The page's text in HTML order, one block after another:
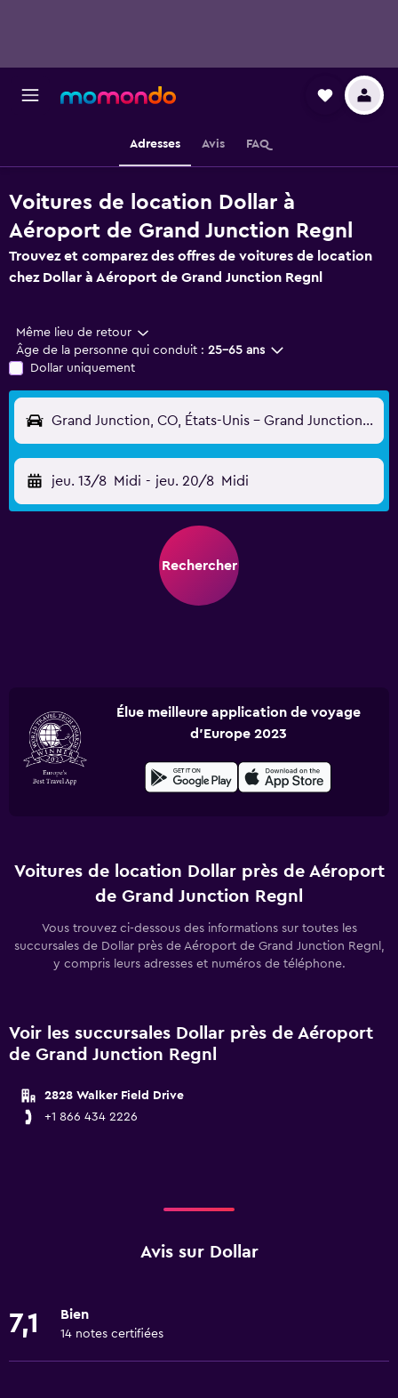
Adresses Avis FAQ
Voitures de location Dollar à
Aéroport de Grand Junction Regnl
Trouvez et comparez des offres de voitures de location
chez Dollar à Aéroport de Grand Junction Regnl
Même lieu de retour
Âge de la personne qui conduit : 25-65 ans
Dollar uniquement
Grand Junction, CO, États-Unis - Grand Junction Regnl (GJT)
jeu. 13/8 Midi - jeu. 20/8 Midi
Rechercher
Élue meilleure application de voyage
d'Europe 2023
Voitures de location Dollar près de Aéroport
de Grand Junction Regnl
Vous trouvez ci-dessous des informations sur toutes les
succursales de Dollar près de Aéroport de Grand Junction Regnl,
y compris leurs adresses et numéros de téléphone.
Voir les succursales Dollar près de Aéroport
de Grand Junction Regnl
2828 Walker Field Drive
+1 866 434 2226
Avis sur Dollar
7,1 Bien
14 notes certifiées